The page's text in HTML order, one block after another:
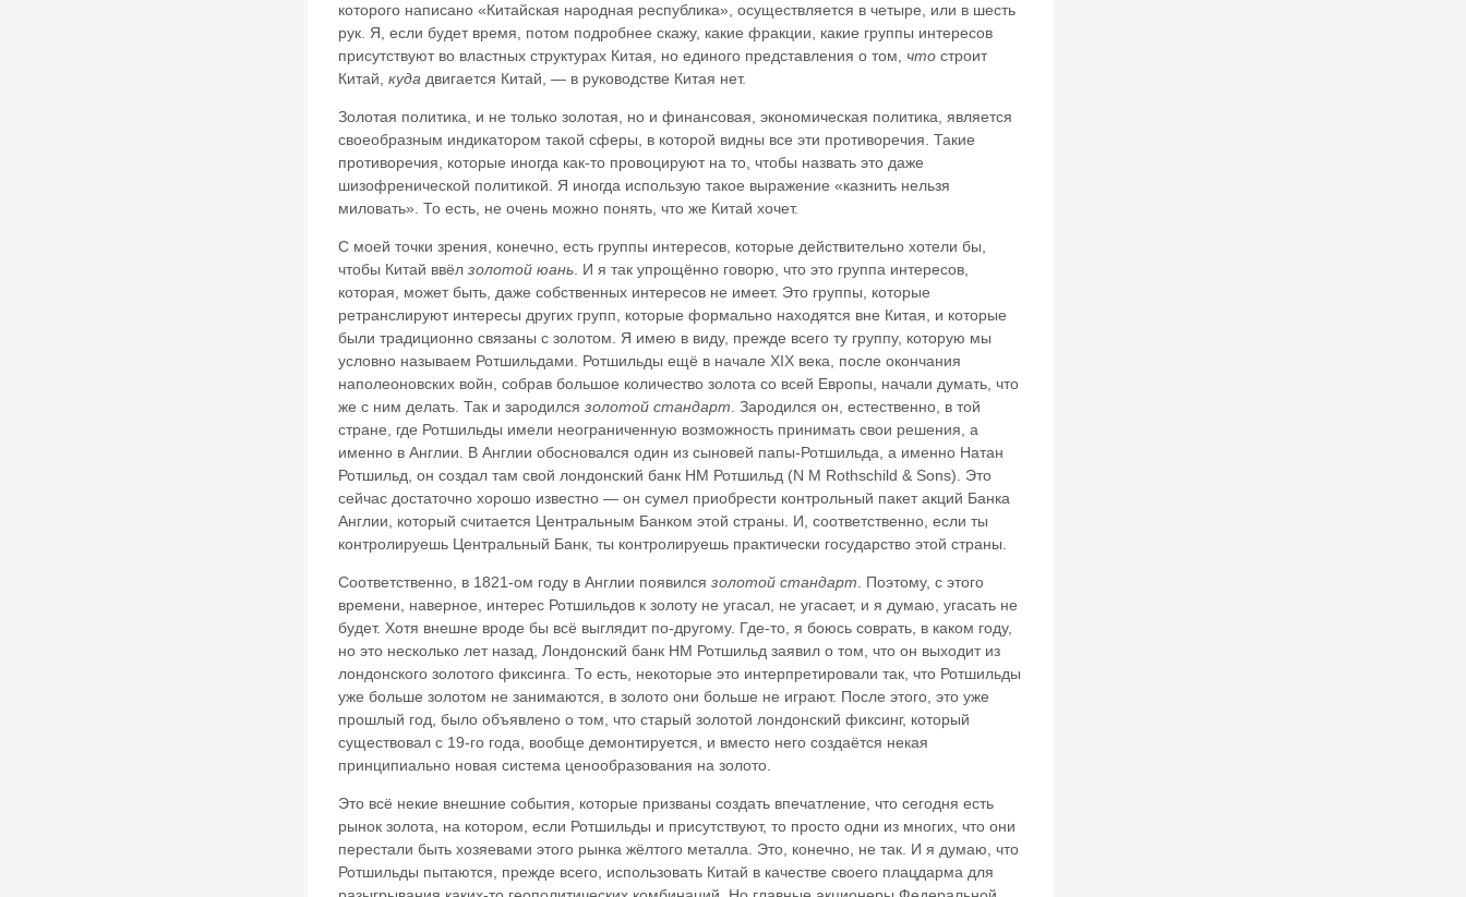
которого написано «Китайская народная республика», осуществляется в четыре, или в шесть
рук. Я, если будет время, потом подробнее скажу, какие фракции, какие группы интересов
присутствуют во властных структурах Китая, но единого представления о том, чтостроит
Китай, куда двигается Китай, — в руководстве Китая нет.
Золотая политика, и не только золотая, но и финансовая, экономическая политика, является
своеобразным индикатором такой сферы, в которой видны все эти противоречия. Такие
противоречия, которые иногда как-то провоцируют на то, чтобы назвать это даже
шизофренической политикой. Я иногда использую такое выражение «казнить нельзя
миловать». То есть, не очень можно понять, что же Китай хочет.
С моей точки зрения, конечно, есть группы интересов, которые действительно хотели бы,
чтобы Китай ввёл золотой юань. И я так упрощённо говорю, что это группа интересов,
которая, может быть, даже собственных интересов не имеет. Это группы, которые
ретранслируют интересы других групп, которые формально находятся вне Китая, и которые
были традиционно связаны с золотом. Я имею в виду, прежде всего ту группу, которую мы
условно называем Ротшильдами. Ротшильды ещё в начале XIX века, после окончания
наполеоновских войн, собрав большое количество золота со всей Европы, начали думать, что
же с ним делать. Так и зародился золотой стандарт . Зародился он, естественно, в той
стране, где Ротшильды имели неограниченную возможность принимать свои решения, а
именно в Англии. В Англии обосновался один из сыновей папы-Ротшильда, а именно Натан
Ротшильд, он создал там свой лондонский банк НМ Ротшильд (N M Rothschild & Sons). Это
сейчас достаточно хорошо известно — он сумел приобрести контрольный пакет акций Банка
Англии, который считается Центральным Банком этой страны. И, соответственно, если ты
контролируешь Центральный Банк, ты контролируешь практически государство этой страны.
Соответственно, в 1821-ом году в Англии появился золотой стандарт . Поэтому, с этого
времени, наверное, интерес Ротшильдов к золоту не угасал, не угасает, и я думаю, угасать не
будет. Хотя внешне вроде бы всё выглядит по-другому. Где-то, я боюсь соврать, в каком году,
но это несколько лет назад, Лондонский банк НМ Ротшильд заявил о том, что он выходит из
лондонского золотого фиксинга. То есть, некоторые это интерпретировали так, что Ротшильды
уже больше золотом не занимаются, в золото они больше не играют. После этого, это уже
прошлый год, было объявлено о том, что старый золотой лондонский фиксинг, который
существовал с 19-го года, вообще демонтируется, и вместо него создаётся некая
принципиально новая система ценообразования на золото.
Это всё некие внешние события, которые призваны создать впечатление, что сегодня есть
рынок золота, на котором, если Ротшильды и присутствуют, то просто одни из многих, что они
перестали быть хозяевами этого рынка жёлтого металла. Это, конечно, не так. И я думаю, что
Ротшильды пытаются, прежде всего, использовать Китай в качестве своего плацдарма для